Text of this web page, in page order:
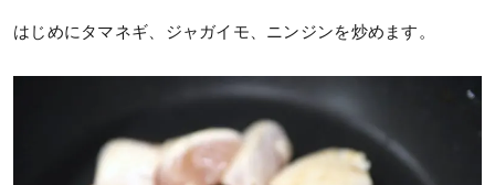
はじめにタマネギ、ジャガイモ、ニンジンを炒めます。